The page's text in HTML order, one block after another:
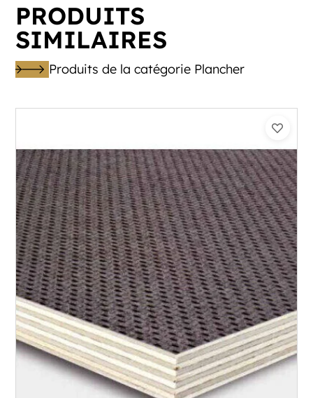
PRODUITS
SIMILAIRES
Produits de la catégorie Plancher